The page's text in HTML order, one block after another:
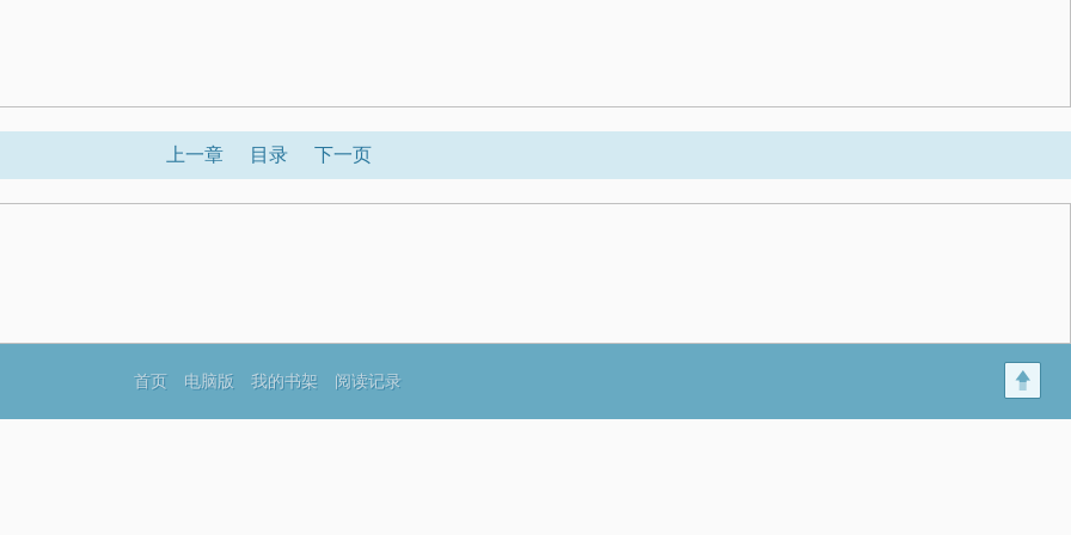
上一章 目录 下一页
首页 电脑版 我的书架 阅读记录